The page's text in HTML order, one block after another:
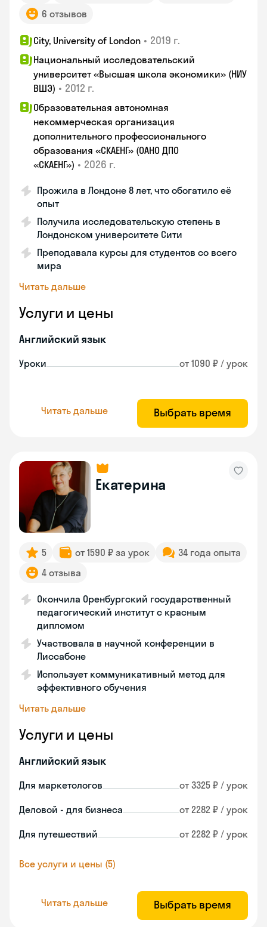
6 отзывов
City, University of London • 2019 г.
Национальный исследовательский
университет «Высшая школа экономики» (НИУ
ВШЭ) • 2012 г.
Образовательная автономная
некоммерческая организация
дополнительного профессионального
образования «СКАЕНГ» (ОАНО ДПО
«СКАЕНГ») • 2026 г.
Прожила в Лондоне 8 лет, что обогатило её
опыт
Получила исследовательскую степень в
Лондонском университете Сити
Преподавала курсы для студентов со всего
мира
Читать дальше
Услуги и цены
Английский язык
Уроки от 1090 ₽ / урок
Читать дальше Выбрать время
Екатерина
5 от 1590 ₽ за урок
34 года опыта
4 отзыва
Окончила Оренбургский государственный
педагогический институт с красным
дипломом
Участвовала в научной конференции в
Лиссабоне
Использует коммуникативный метод для
эффективного обучения
Читать дальше
Услуги и цены
Английский язык
Для маркетологов от 3325 ₽ / урок
Деловой - для бизнеса от 2282 ₽ / урок
Для путешествий от 2282 ₽ / урок
Все услуги и цены (5)
Читать дальше Выбрать время